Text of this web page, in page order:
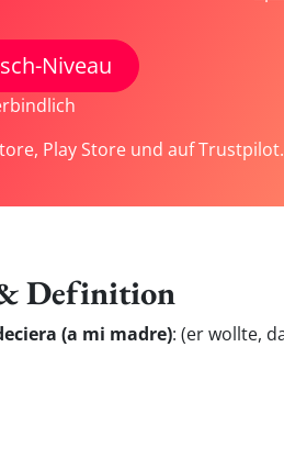
Niveau
Play Store und auf
Definition
(a mi madre): (er wollte,